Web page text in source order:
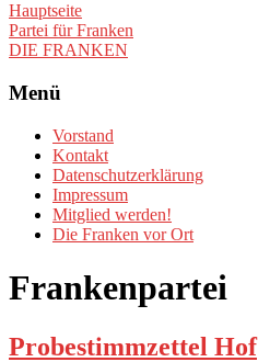
Hauptseite
Partei für Franken
DIE FRANKEN
Menü
Vorstand
Kontakt
Datenschutzerklärung
Impressum
Mitglied werden!
Die Franken vor Ort
Frankenpartei
Probestimmzettel Hof